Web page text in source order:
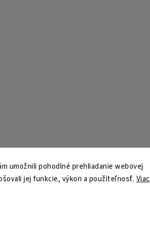
umožnili pohodlné prehliadanie webovej
jej funkcie, výkon a použiteľnosť. Viac